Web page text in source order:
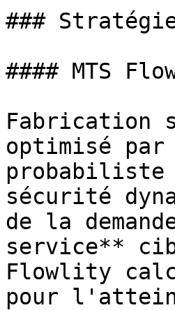
###
#### MTS
Fabrication
optimisé
probabiliste
sécurité
de la
service**
Flowlity
pour